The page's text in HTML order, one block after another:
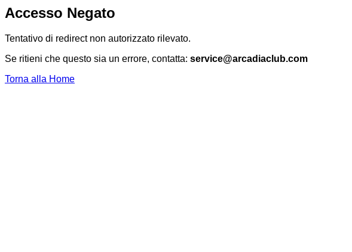
Accesso Negato
Tentativo di redirect non autorizzato rilevato.
Se ritieni che questo sia un errore, contatta: service@arcadiaclub.com
Torna alla Home